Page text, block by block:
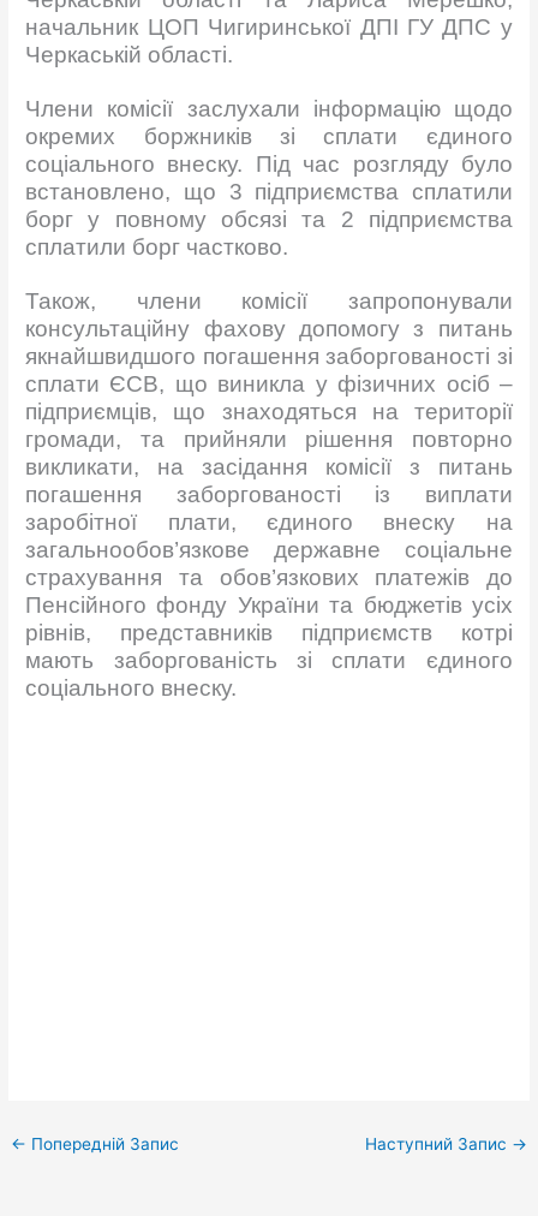
начальник ЦОП Чигиринської ДПІ ГУ ДПС у
Черкаській області.
Члени комісії заслухали інформацію щодо
окремих боржників зі сплати єдиного
соціального внеску. Під час розгляду було
встановлено, що 3 підприємства сплатили
борг у повному обсязі та 2 підприємства
сплатили борг частково.
Також, члени комісії запропонували
консультаційну фахову допомогу з питань
якнайшвидшого погашення заборгованості зі
сплати ЄСВ, що виникла у фізичних осіб –
підприємців, що знаходяться на території
громади, та прийняли рішення повторно
викликати, на засідання комісії з питань
погашення заборгованості із виплати
заробітної плати, єдиного внеску на
загальнообов’язкове державне соціальне
страхування та обов’язкових платежів до
Пенсійного фонду України та бюджетів усіх
рівнів, представників підприємств котрі
мають заборгованість зі сплати єдиного
соціального внеску.
← Попередній Запис Наступний Запис →